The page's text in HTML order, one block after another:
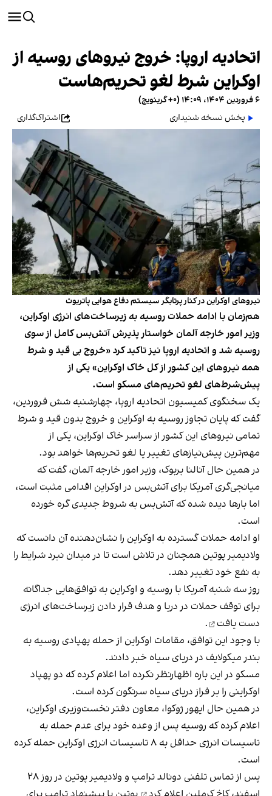
اتحادیه اروپا: خروج نیروهای روسیه از
اوکراین شرط لغو تحریم‌هاست
۶ فروردین ۱۴۰۴، ۱۴:۰۹ (‎+۰ گرینویچ)
پخش نسخه شنیداری
اشتراک‌گذاری
نیروهای اوکراین در کنار پرتابگر سیستم دفاع هوایی پاتریوت
هم‌زمان با ادامه حملات روسیه به زیرساخت‌های انرژی اوکراین،
وزیر امور خارجه آلمان خواستار پذیرش آتش‌بس کامل از سوی
روسیه شد و اتحادیه اروپا نیز تاکید کرد «خروج بی قید و شرط
همه نیروهای این کشور از کل خاک اوکراین» یکی از
پیش‌شرط‌های لغو تحریم‌های مسکو است.
یک سخنگوی کمیسیون اتحادیه اروپا، چهارشنبه شش فروردین،
گفت که پایان تجاوز روسیه به اوکراین و خروج بدون قید و شرط
تمامی نیروهای این کشور از سراسر خاک اوکراین، یکی از
مهم‌ترین پیش‌نیازهای تغییر یا لغو تحریم‌ها خواهد بود.
در همین حال آنالنا بربوک، وزیر امور خارجه آلمان، گفت که
میانجی‌گری آمریکا برای آتش‌بس در اوکراین اقدامی مثبت است،
اما بارها دیده شده که آتش‌بس به شروط جدیدی گره خورده
است.
او ادامه حملات گسترده به اوکراین را نشان‌دهنده آن دانست که
ولادیمیر پوتین همچنان در تلاش است تا در میدان نبرد شرایط را
به نفع خود تغییر دهد.
روز سه شنبه آمریکا با روسیه و اوکراین به توافق‌هایی جداگانه
برای توقف حملات در دریا و هدف قرار دادن زیرساخت‌های انرژی
دست یافت
.
با وجود این توافق، مقامات اوکراین از حمله پهپادی روسیه به
بندر میکولایف در دریای سیاه خبر دادند.
مسکو در این باره اظهارنظر نکرده اما اعلام کرده که دو پهپاد
اوکراینی را بر فراز دریای سیاه سرنگون کرده است.
در همین حال ایهور ژوکوا، معاون دفتر نخست‌وزیری اوکراین،
اعلام کرده که روسیه پس از وعده خود برای عدم حمله به
تاسیسات انرژی حداقل به ۸ تاسیسات انرژی اوکراین حمله کرده
است.
پس از تماس تلفنی دونالد ترامپ و ولادیمیر پوتین در روز ۲۸